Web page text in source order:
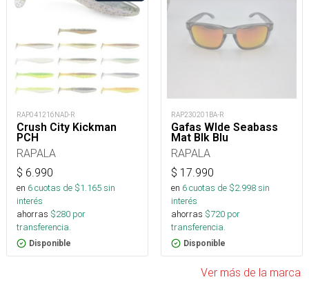
RAP041216NAD-R
Crush City Kickman
PCH
RAPALA
$ 6.990
en 6cuotas de $1.165sin
interés
ahorras $280 por
transferencia.
Disponible
RAP230201BA-R
Gafas Wlde Seabass
Mat Blk Blu
RAPALA
$ 17.990
en 6cuotas de $2.998sin
interés
ahorras $720 por
transferencia.
Disponible
Ver más de la marca